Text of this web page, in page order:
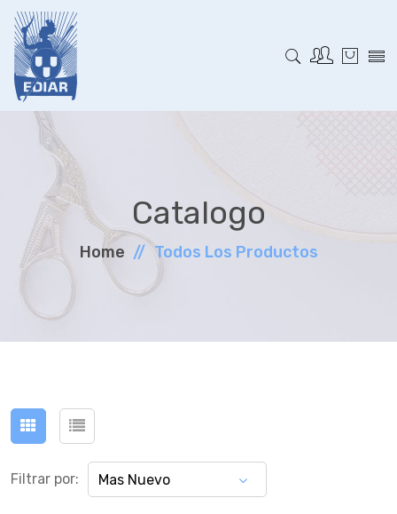
Catalogo
Home Todos Los Productos
Filtrar por: Mas Nuevo